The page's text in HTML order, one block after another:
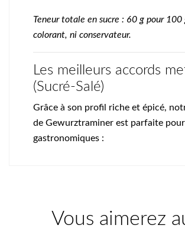
Teneur totale en sucre : 60 g pour 100
colorant, ni conservateur.
Les meilleurs accords
(Sucré-Salé)
Grâce à son profil riche et épicé,
de Gewurztraminer est parfaite
gastronomiques :
Vous aimerez